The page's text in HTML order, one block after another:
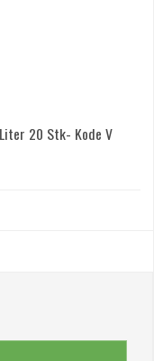
20 Stk- Kode V